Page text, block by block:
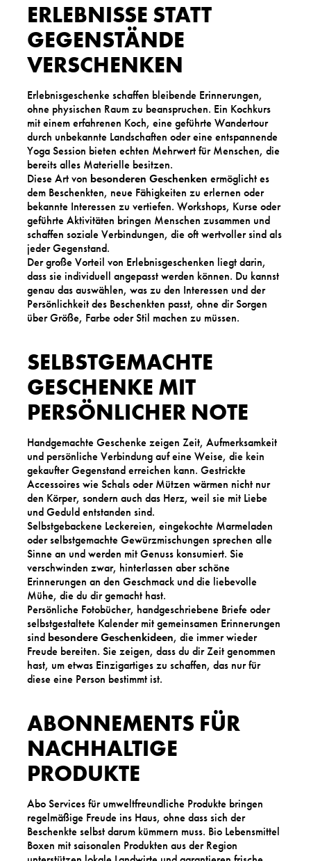
ERLEBNISSE STATT
GEGENSTÄNDE
VERSCHENKEN
Erlebnisgeschenke schaffen bleibende Erinnerungen,
ohne physischen Raum zu beanspruchen. Ein Kochkurs
mit einem erfahrenen Koch, eine geführte Wandertour
durch unbekannte Landschaften oder eine entspannende
Yoga Session bieten echten Mehrwert für Menschen, die
bereits alles Materielle besitzen.
Diese Art von besonderen Geschenken ermöglicht es
dem Beschenkten, neue Fähigkeiten zu erlernen oder
bekannte Interessen zu vertiefen. Workshops, Kurse oder
geführte Aktivitäten bringen Menschen zusammen und
schaffen soziale Verbindungen, die oft wertvoller sind als
jeder Gegenstand.
Der große Vorteil von Erlebnisgeschenken liegt darin,
dass sie individuell angepasst werden können. Du kannst
genau das auswählen, was zu den Interessen und der
Persönlichkeit des Beschenkten passt, ohne dir Sorgen
über Größe, Farbe oder Stil machen zu müssen.
SELBSTGEMACHTE
GESCHENKE MIT
PERSÖNLICHER NOTE
Handgemachte Geschenke zeigen Zeit, Aufmerksamkeit
und persönliche Verbindung auf eine Weise, die kein
gekaufter Gegenstand erreichen kann. Gestrickte
Accessoires wie Schals oder Mützen wärmen nicht nur
den Körper, sondern auch das Herz, weil sie mit Liebe
und Geduld entstanden sind.
Selbstgebackene Leckereien, eingekochte Marmeladen
oder selbstgemachte Gewürzmischungen sprechen alle
Sinne an und werden mit Genuss konsumiert. Sie
verschwinden zwar, hinterlassen aber schöne
Erinnerungen an den Geschmack und die liebevolle
Mühe, die du dir gemacht hast.
Persönliche Fotobücher, handgeschriebene Briefe oder
selbstgestaltete Kalender mit gemeinsamen Erinnerungen
sind besondere Geschenkideen, die immer wieder
Freude bereiten. Sie zeigen, dass du dir Zeit genommen
hast, um etwas Einzigartiges zu schaffen, das nur für
diese eine Person bestimmt ist.
ABONNEMENTS FÜR
NACHHALTIGE
PRODUKTE
Abo Services für umweltfreundliche Produkte bringen
regelmäßige Freude ins Haus, ohne dass sich der
Beschenkte selbst darum kümmern muss. Bio Lebensmittel
Boxen mit saisonalen Produkten aus der Region